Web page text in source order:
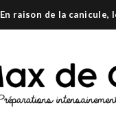
En raison de la